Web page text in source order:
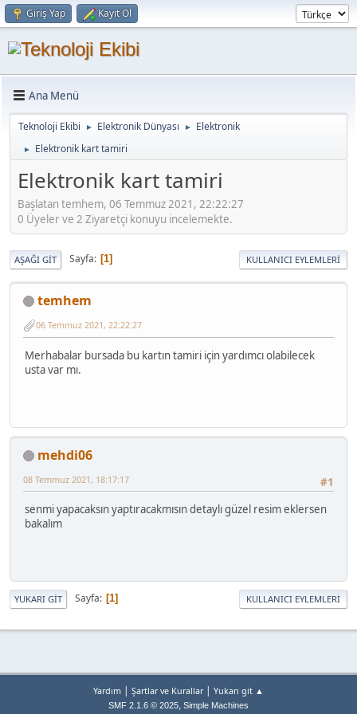
Giriş Yap Kayıt Ol
Ana Menü
Teknoloji Ekibi ► Elektronik Dünyası ► Elektronik
► Elektronik kart tamiri
Elektronik kart tamiri
Başlatan temhem, 06 Temmuz 2021, 22:22:27
0 Üyeler ve 2 Ziyaretçi konuyu incelemekte.
AŞAĞI GIT Sayfa 1 KULLANICI EYLEMLERI
temhem
06 Temmuz 2021, 22:22:27
Merhabalar bursada bu kartın tamiri için yardımcı olabilecek
usta var mı.
mehdi06
#1
08 Temmuz 2021, 18:17:17
senmi yapacaksın yaptıracakmısın detaylı güzel resim eklersen
bakalım
YUKARI GIT Sayfa 1 KULLANICI EYLEMLERI
Yardım | Şartlar ve Kurallar| Yukarı git ▲
SMF 2.1.6 © 2025, Simple Machines